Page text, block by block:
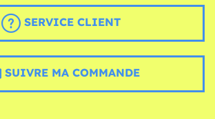
SERVICE CLIENT
SUIVRE MA COMMANDE